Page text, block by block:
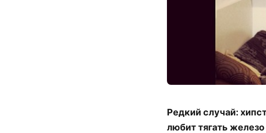
Редкий случай:
любит тягать